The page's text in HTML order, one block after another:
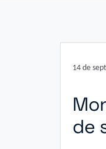
14 de
de